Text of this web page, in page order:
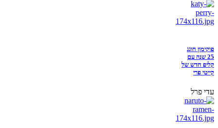
פוקימון חוגג
25 שנה עם
קליפ חדש של
קייטי פרי
עדי פרל